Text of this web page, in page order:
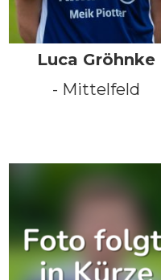
Luca Gröhnke
- Mittelfeld